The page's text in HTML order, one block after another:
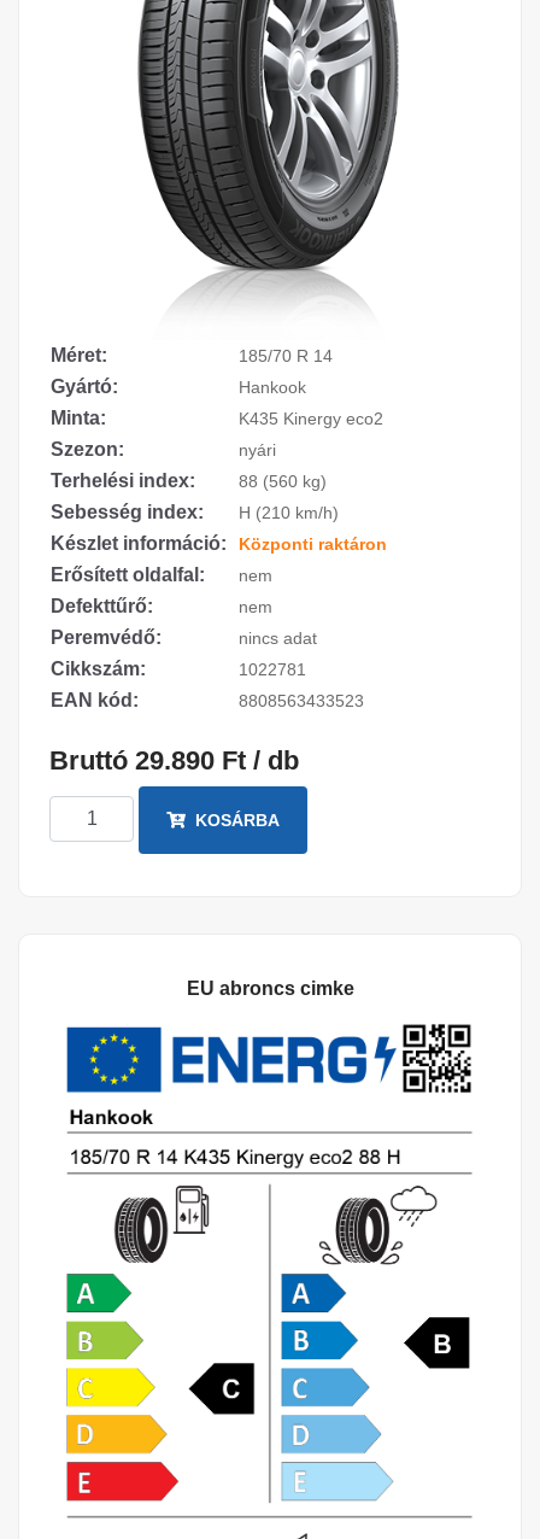
Méret: 185/70 R 14
Gyártó: Hankook
Minta: K435 Kinergy eco2
Szezon: nyári
Terhelési index: 88 (560 kg)
Sebesség index: H (210 km/h)
Készlet információ: Központi raktáron
Erősített oldalfal: nem
Defekttűrő: nem
Peremvédő: nincs adat
Cikkszám: 1022781
EAN kód: 8808563433523
Bruttó 29.890 Ft / db
KOSÁRBA
EU abroncs cimke